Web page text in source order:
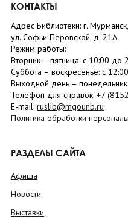
КОНТАКТЫ
Адрес Библиотеки: г. Мурманск,
ул. Софьи Перовской, д. 21А
Режим работы:
Вторник – пятница: с 10:00 до
Суббота – воскресенье: c
Выходной день – понедельник
Телефон для справок: +7
E-mail: ruslib@mgounb.ru
Политика обработки
РАЗДЕЛЫ САЙТА
Афиша
Новости
Выставки